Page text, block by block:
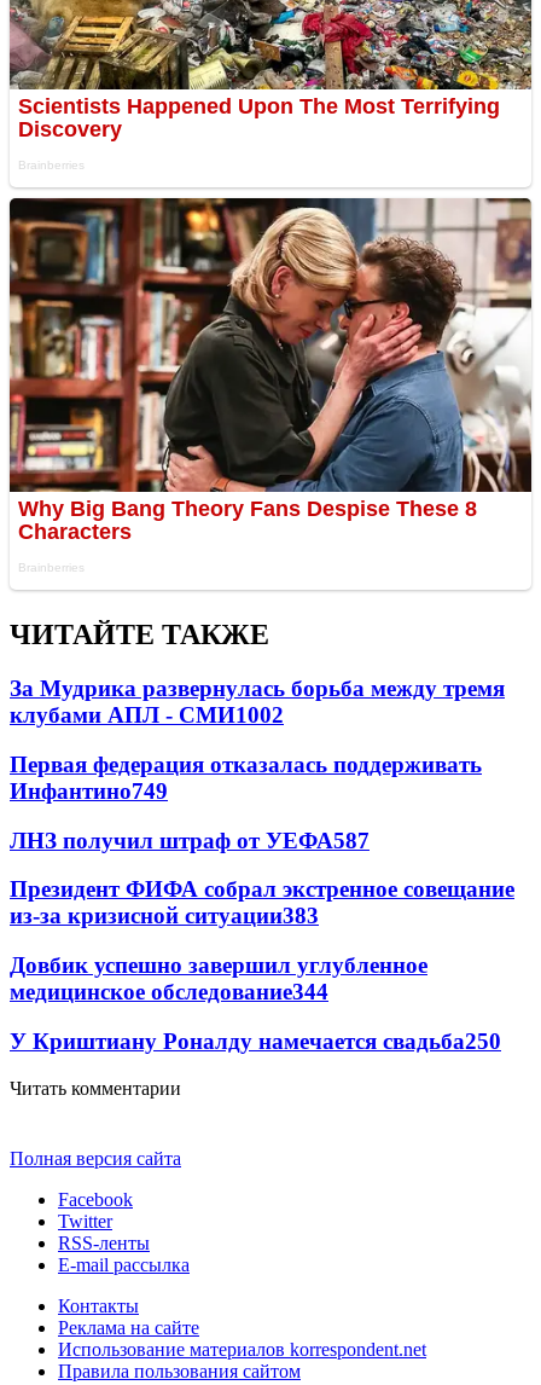
ЧИТАЙТЕ ТАКЖЕ
За Мудрика развернулась борьба между тремя
клубами АПЛ - СМИ1002
Первая федерация отказалась поддерживать
Инфантино749
ЛНЗ получил штраф от УЕФА587
Президент ФИФА собрал экстренное совещание
из-за кризисной ситуации383
Довбик успешно завершил углубленное
медицинское обследование344
У Криштиану Роналду намечается свадьба250
Читать комментарии
Полная версия сайта
Facebook
Twitter
RSS-ленты
E-mail рассылка
Контакты
Реклама на сайте
Использование материалов korrespondent.net
Правила пользования сайтом